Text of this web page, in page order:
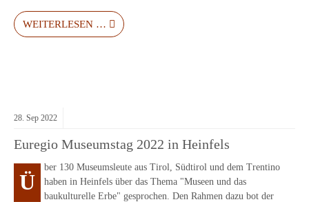
WEITERLESEN …
28. Sep 2022
Euregio Museumstag 2022 in Heinfels
Ü
ber 130 Museumsleute aus Tirol, Südtirol und dem Trentino
haben in Heinfels über das Thema "Museen und das
baukulturelle Erbe" gesprochen. Den Rahmen dazu bot der